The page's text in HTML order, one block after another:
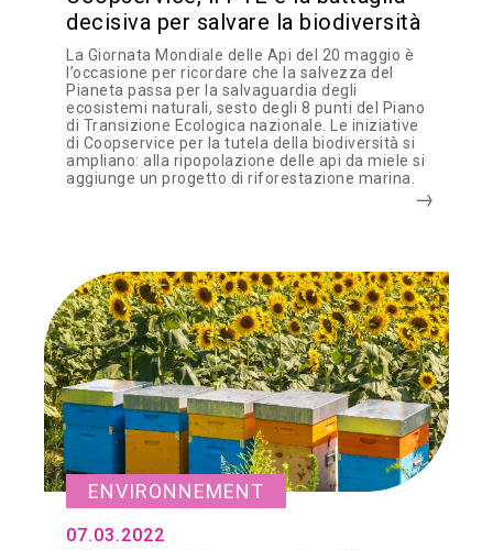
decisiva per salvare la biodiversità
La Giornata Mondiale delle Api del 20 maggio è
l’occasione per ricordare che la salvezza del
Pianeta passa per la salvaguardia degli
ecosistemi naturali, sesto degli 8 punti del Piano
di Transizione Ecologica nazionale. Le iniziative
di Coopservice per la tutela della biodiversità si
ampliano: alla ripopolazione delle api da miele si
aggiunge un progetto di riforestazione marina.
ENVIRONNEMENT
07.03.2022